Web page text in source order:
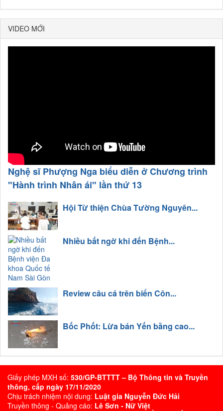
VIDEO MỚI
Nghệ sĩ Phượng Nga biểu diễn ở Chương trình
"Hành trình Nhân ái" lần thứ 13
Hội Từ thiện Chùa Tường Nguyên...
Nhiều bất ngờ khi đến Bệnh...
Review câu cá trên biển Côn...
Bốc Phốt: Lừa bán Yến bằng cao...
Giấy phép MXH số: 530/GP-BTTTT – Bộ Thông tin và Truyền
thông, cấp ngày 17/11/2020
Chịu trách nhiệm nội dung: Luật gia Nguyễn Đức Hải
Truyền thông - Quảng cáo: Lê Sơn - Nữ Việt